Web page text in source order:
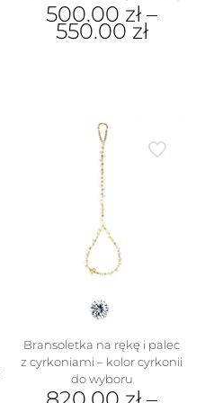
500.00 zł –
550.00 zł
wariantów.
Opcje
można
wybrać
na
stronie
produktu
Bransoletka na rękę i palec
z cyrkoniami – kolor cyrkonii
do wyboru